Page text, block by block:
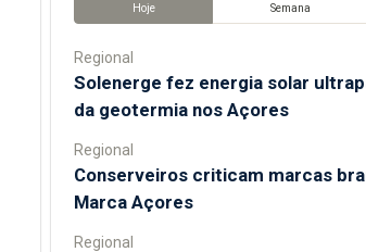
Hoje Semana
Regional
Solenerge fez energia solar
da geotermia nos Açores
Regional
Conserveiros criticam marcas
Marca Açores
Regional